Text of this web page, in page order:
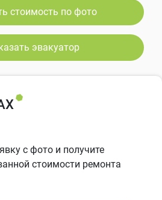
стоимость по фото
эвакуатор
с фото и получите
стоимости ремонта